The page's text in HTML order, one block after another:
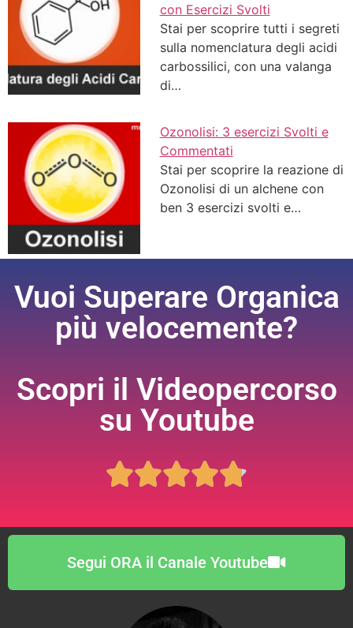
con Esercizi Svolti
Stai per scoprire tutti i segreti
sulla nomenclatura degli acidi
carbossilici, con una valanga
di…
Ozonolisi: 3 esercizi Svolti e
Commentati
Stai per scoprire la reazione di
Ozonolisi di un alchene con
ben 3 esercizi svolti e…
Vuoi Superare Organica
più velocemente?
Scopri il Videopercorso
su Youtube

Segui ORA il Canale Youtube